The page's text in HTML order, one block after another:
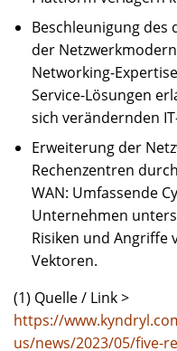
Beschleunigung des
der
Networking-
Service-Lösungen
sich verändernden
Erweiterung der
Rechenzentren
WAN: Umfassende
Unternehmen
Risiken und Angriffe
Vektoren.
(1) Quelle / Link >
https://
us/news/2023/05/five-